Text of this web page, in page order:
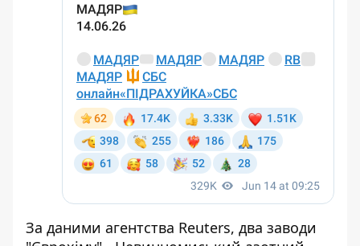
За даними агентства Reuters, два заводи